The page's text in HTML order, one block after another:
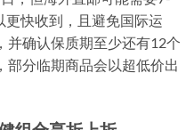
更快收到，且避免国际运
并确认保质期至少还有12个
部分临期商品会以超低价出